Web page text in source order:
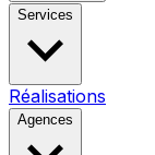
Services
Réalisations
Agences